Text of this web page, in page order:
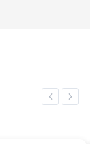
Previous
Next